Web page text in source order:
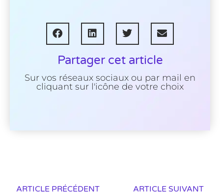
Partager cet article
Sur vos réseaux sociaux ou par mail en
cliquant sur l'icône de votre choix
ARTICLE PRÉCÉDENT ARTICLE SUIVANT